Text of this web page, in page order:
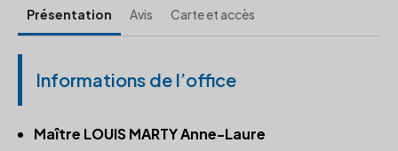
Présentation Avis Carte et accès
Informations de l’office
Maître LOUIS MARTY Anne-Laure